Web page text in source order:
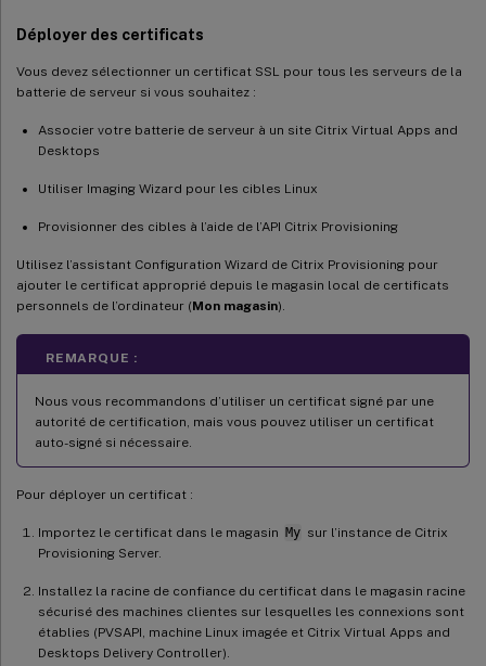
Déployer des certificats
Vous devez sélectionner un certificat SSL pour tous les serveurs de la
batterie de serveur si vous souhaitez :
Associer votre batterie de serveur à un site Citrix Virtual Apps and
Desktops
Utiliser Imaging Wizard pour les cibles Linux
Provisionner des cibles à l’aide de l’API Citrix Provisioning
Utilisez l’assistant Configuration Wizard de Citrix Provisioning pour
ajouter le certificat approprié depuis le magasin local de certificats
personnels de l’ordinateur (Mon magasin).
REMARQUE :
Nous vous recommandons d’utiliser un certificat signé par une
autorité de certification, mais vous pouvez utiliser un certificat
auto-signé si nécessaire.
Pour déployer un certificat :
Importez le certificat dans le magasin My sur l’instance de Citrix
Provisioning Server.
Installez la racine de confiance du certificat dans le magasin racine
sécurisé des machines clientes sur lesquelles les connexions sont
établies (PVSAPI, machine Linux imagée et Citrix Virtual Apps and
Desktops Delivery Controller).